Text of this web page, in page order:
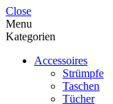
Close
Menu
Kategorien
Accessoires
Strümpfe
Taschen
Tücher